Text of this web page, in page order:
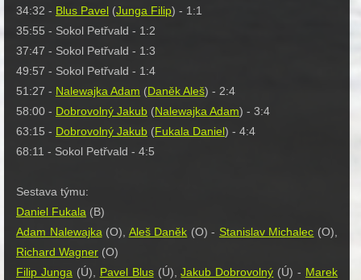
34:32 - Blus Pavel (Junga Filip) - 1:1
35:55 - Sokol Petřvald - 1:2
37:47 - Sokol Petřvald - 1:3
49:57 - Sokol Petřvald - 1:4
51:27 - Nalewajka Adam (Daněk Aleš) - 2:4
58:00 - Dobrovolný Jakub (Nalewajka Adam) - 3:4
63:15 - Dobrovolný Jakub (Fukala Daniel) - 4:4
68:11 - Sokol Petřvald - 4:5
Sestava týmu:
Daniel Fukala (B)
Adam Nalewajka (O), Aleš Daněk (O) - Stanislav Michalec (O),
Richard Wagner (O)
Filip Junga (Ú), Pavel Blus(Ú),Jakub Dobrovolný (Ú) - Marek